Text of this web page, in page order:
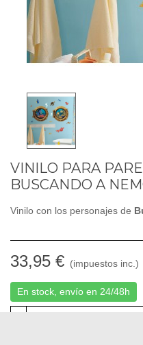
VINILO PARA
BUSCANDO A
Vinilo con los personajes de
33,95 € (impuestos inc.)
En stock, envío en 24/48h